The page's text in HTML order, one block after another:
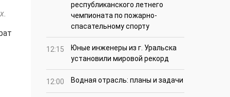
республиканского летнего
чемпионата по пожарно-
спасательному спорту
12:15
Юные инженеры из г. Уральска
установили мировой рекорд
12:00 Водная отрасль: планы и задачи